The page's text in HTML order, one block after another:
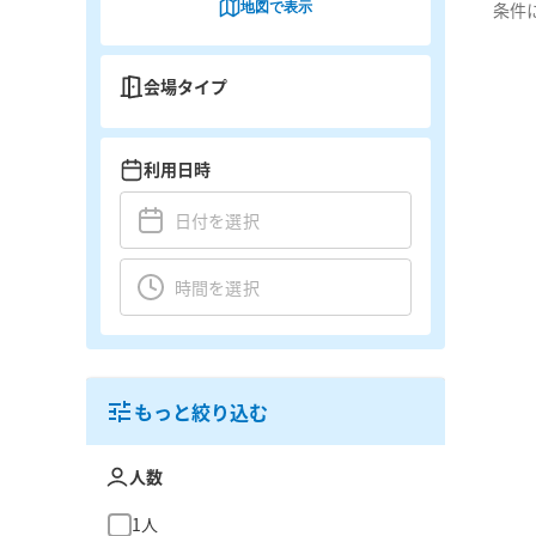
条件
地図で表示
会場タイプ
利用日時
もっと絞り込む
人数
1人